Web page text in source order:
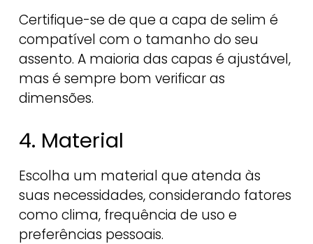
Certifique-se de que a capa de selim é
compatível com o tamanho do seu
assento. A maioria das capas é ajustável,
mas é sempre bom verificar as
dimensões.
4. Material
Escolha um material que atenda às
suas necessidades, considerando fatores
como clima, frequência de uso e
preferências pessoais.